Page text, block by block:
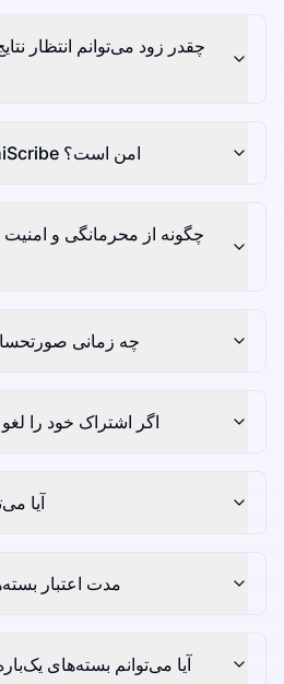
چقدر زود می‌توانم انتظار
آیا پرداخت‌های من با UniScribe امن است؟
چه زمانی
اگر اشتراک خود را
آیا
مدت اعتبار
آیا می‌توانم بسته‌های